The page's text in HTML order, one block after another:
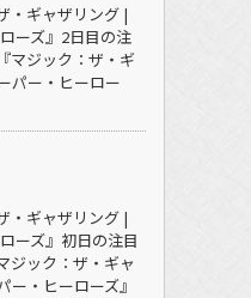
・ギャザリング |
ーズ』2日目の注
マジック：ザ・ギ
パー・ヒーロー
・ギャザリング |
ーズ』初日の注目
ジック：ザ・ギャ
ー・ヒーローズ』